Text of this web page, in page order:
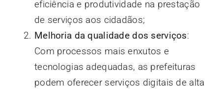
eficiência e produtividade na prestação
de serviços aos cidadãos;
Melhoria da qualidade dos serviços:
Com processos mais enxutos e
tecnologias adequadas, as prefeituras
podem oferecer serviços digitais de alta